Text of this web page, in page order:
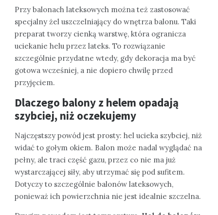
Przy balonach lateksowych można też zastosować
specjalny żel uszczelniający do wnętrza balonu. Taki
preparat tworzy cienką warstwę, która ogranicza
uciekanie helu przez lateks. To rozwiązanie
szczególnie przydatne wtedy, gdy dekoracja ma być
gotowa wcześniej, a nie dopiero chwilę przed
przyjęciem.
Dlaczego balony z helem opadają
szybciej, niż oczekujemy
Najczęstszy powód jest prosty: hel ucieka szybciej, niż
widać to gołym okiem. Balon może nadal wyglądać na
pełny, ale traci część gazu, przez co nie ma już
wystarczającej siły, aby utrzymać się pod sufitem.
Dotyczy to szczególnie balonów lateksowych,
ponieważ ich powierzchnia nie jest idealnie szczelna.